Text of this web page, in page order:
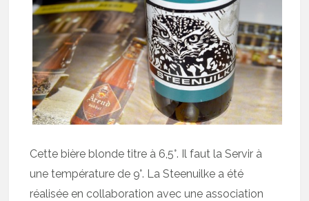
Cette bière blonde titre à 6,5°. Il faut la Servir à
une température de 9°. La Steenuilke a été
réalisée en collaboration avec une association